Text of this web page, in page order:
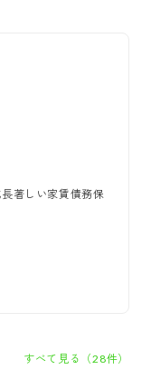
著しい家賃債務保
すべて見る（28件）